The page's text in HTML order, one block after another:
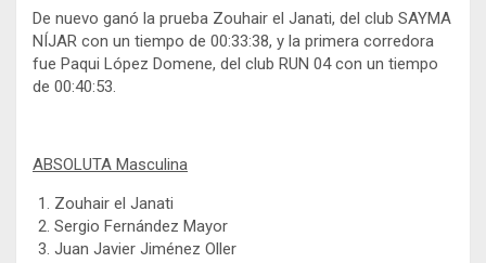
De nuevo ganó la prueba Zouhair el Janati, del club SAYMA
NÍJAR con un tiempo de 00:33:38, y la primera corredora
fue Paqui López Domene, del club RUN 04 con un tiempo
de 00:40:53.
ABSOLUTA Masculina
Zouhair el Janati
Sergio Fernández Mayor
Juan Javier Jiménez Oller